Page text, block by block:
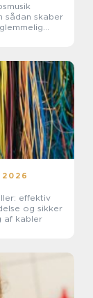
effektiv
og sikker
af kabler